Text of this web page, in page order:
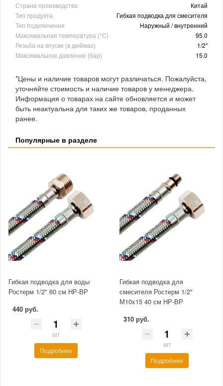
Страна производства
Китай
Тип продукта
Гибкая подводка для смесителя
Тип подключения
Наружный / внутренний
Максимальная температура (°C)
95.0
Резьба на впуске (в дюймах)
1/2"
Максимальное давление (бар)
15.0
*Цены и наличие товаров могут различаться. Пожалуйста,
уточняйте стоимость и наличие товаров у менеджера.
Информация о товарах на сайте обновляется и может
быть неактуальна для таких же товаров, проданных
ранее.
Популярные в разделе
Гибкая подводка для воды
Ростерм 1/2" 60 см НР-ВР
440 руб.
шт
Подробнее
Гибкая подводка для
смесителя Ростерм 1/2"
М10x15 40 см НР-ВР
310 руб.
шт
Подробнее